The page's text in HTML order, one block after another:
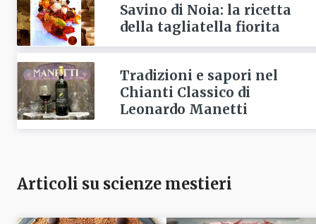
Savino di Noia: la ricetta
della tagliatella fiorita
Tradizioni e sapori nel
Chianti Classico di
Leonardo Manetti
Articoli su scienze mestieri